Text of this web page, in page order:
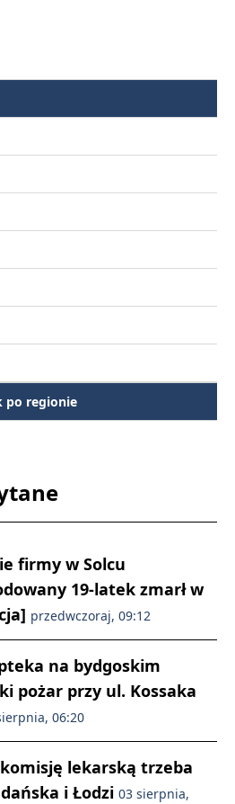
po regionie
firmy w Solcu
19-latek zmarł w
przedwczoraj, 09:12
na bydgoskim
pożar przy ul. Kossaka
06:20
lekarską trzeba
i Łodzi 03 sierpnia,